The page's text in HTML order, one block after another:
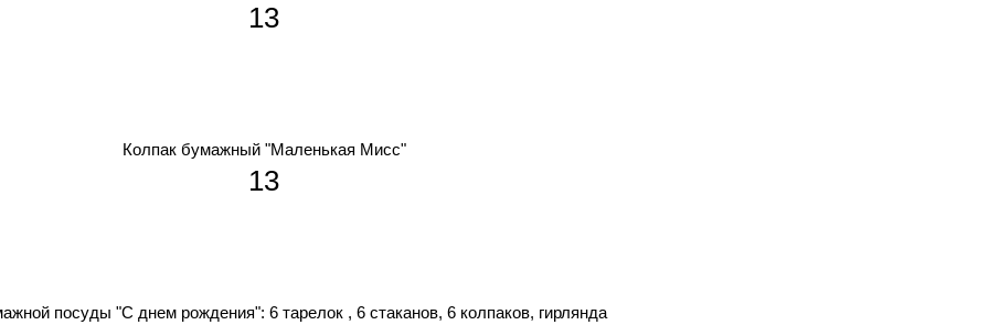
13
Колпак бумажный "Маленькая Мисс"
13
посуды "С днем рождения": 6 тарелок , 6 стаканов, 6 колпаков, гирлянда